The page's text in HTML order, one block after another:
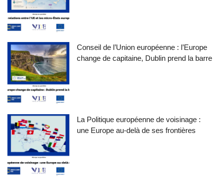
Conseil de l’Union européenne : l’Europe
change de capitaine, Dublin prend la barre
La Politique européenne de voisinage :
une Europe au-delà de ses frontières